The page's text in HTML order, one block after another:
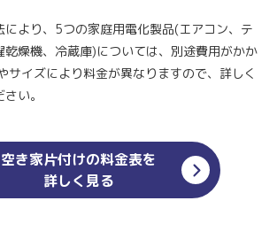
より、5つの家庭用電化製品(エアコン、テ
乾燥機、冷蔵庫)については、別途費用がかか
サイズにより料金が異なりますので、詳しく
い。
空き家片付けの料金表を
詳しく見る